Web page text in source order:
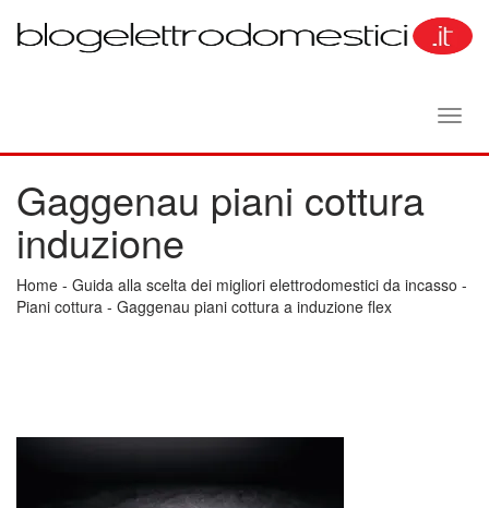
Gaggenau piani cottura
induzione
Home - Guida alla scelta dei migliori elettrodomestici da incasso -
Piani cottura - Gaggenau piani cottura a induzione flex